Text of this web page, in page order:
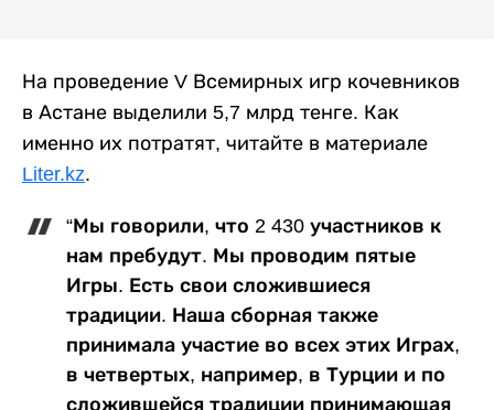
На проведение V Всемирных игр кочевников
в Астане выделили 5,7 млрд тенге. Как
именно их потратят, читайте в материале
Liter.kz.
“Мы говорили, что 2 430 участников к
нам пребудут. Мы проводим пятые
Игры. Есть свои сложившиеся
традиции. Наша сборная также
принимала участие во всех этих Играх,
в четвертых, например, в Турции и по
сложившейся традиции принимающая